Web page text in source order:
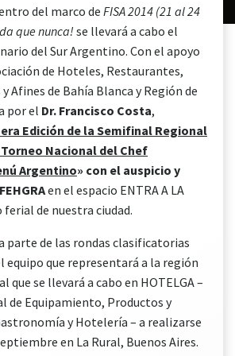
del marco de FISA 2014 (21 al 24
que nunca! se llevará a cabo el
del Sur Argentino. Con el apoyo
de Hoteles, Restaurantes,
Afines de Bahía Blanca y Región de
por el Dr. Francisco Costa,
Edición de la Semifinal Regional
Nacional del Chef
Argentino» con el auspicio y
en el espacio ENTRA A LA
ferial de nuestra ciudad.
parte de las rondas clasificatorias
equipo que representará a la región
que se llevará a cabo en HOTELGA –
de Equipamiento, Productos y
y Hotelería – a realizarse
en La Rural, Buenos Aires.